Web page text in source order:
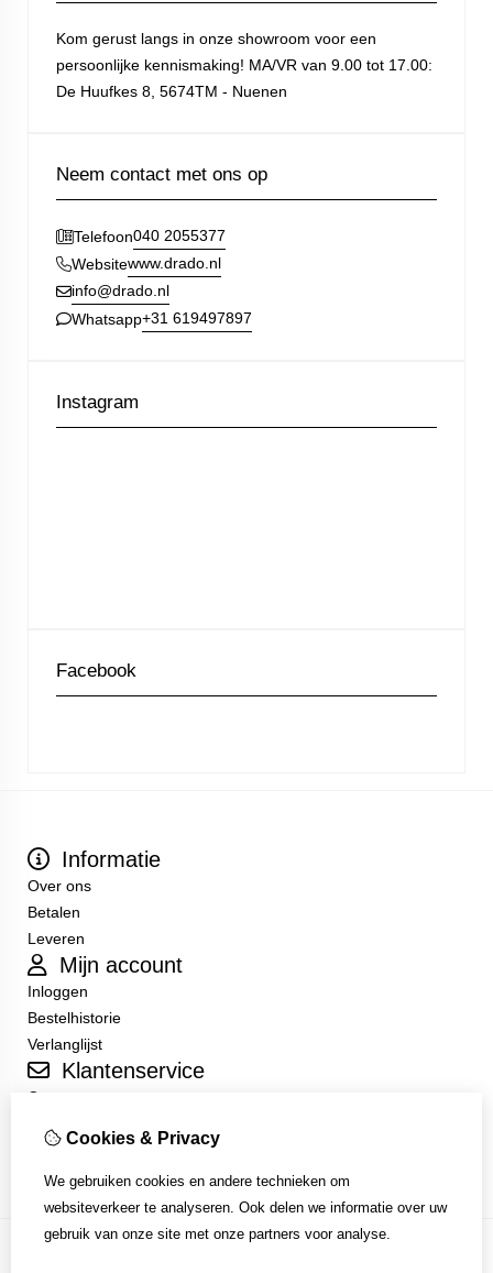
Kom gerust langs in onze showroom voor een
persoonlijke kennismaking! MA/VR van 9.00 tot 17.00:
De Huufkes 8, 5674TM - Nuenen
Neem contact met ons op
Telefoon040 2055377
Websitewww.drado.nl
info@drado.nl
Whatsapp+31 619497897
Instagram
Facebook
Informatie
Over ons
Betalen
Leveren
Mijn account
Inloggen
Bestelhistorie
Verlanglijst
Klantenservice
Contact
Algemene Voorwaarden
Cookies & Privacy
We gebruiken cookies en andere technieken om
websiteverkeer te analyseren. Ook delen we informatie over uw
gebruik van onze site met onze partners voor analyse.